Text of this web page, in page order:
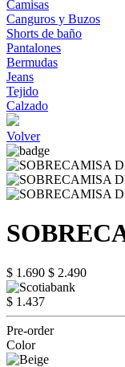
Camisas
Canguros y Buzos
Shorts de baño
Pantalones
Bermudas
Jeans
Tejido
Calzado
Volver
$ 1.690 $ 2.490
$ 1.437
Pre-order
Color